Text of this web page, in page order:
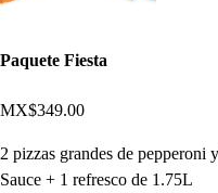
Paquete Fiesta
MX$349.00
2 pizzas grandes de
Sauce + 1 refresco de 1.75L